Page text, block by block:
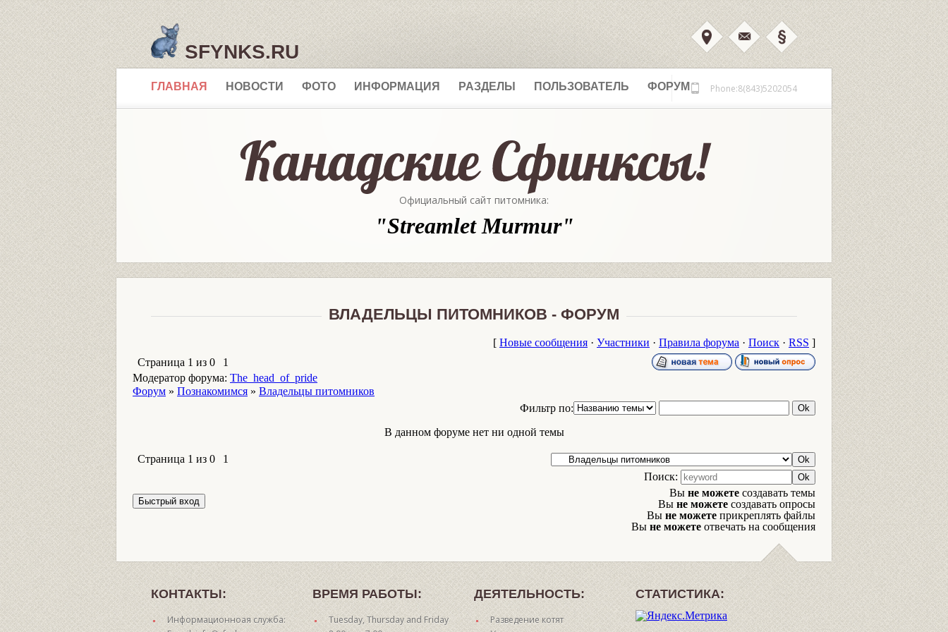
SFYNKS.RU
ГЛАВНАЯ НОВОСТИ ФОТО ИНФОРМАЦИЯ РАЗДЕЛЫ ПОЛЬЗОВАТЕЛЬ ФОРУМ Phone:8(843)5202054
Официальный сайт питомника:
"Streamlet Murmur"
ВЛАДЕЛЬЦЫ ПИТОМНИКОВ - ФОРУМ
[ Новые сообщения · Участники · Правила форума · Поиск · RSS ]
Страница 1 из 0
1
Модератор форума: The_head_of_pride
Форум » Познакомимся » Владельцы питомников
Фильтр по:
В данном форуме нет ни одной темы
Страница 1 из 0
1
Поиск:
Вы не можете создавать темы
Вы не можете создавать опросы
Вы не можете прикреплять файлы
Вы не можете отвечать на сообщения
КОНТАКТЫ:
Информационноая служба:
ВРЕМЯ РАБОТЫ:
Tuesday, Thursday and Friday
ДЕЯТЕЛЬНОСТЬ:
Разведение котят
СТАТИСТИКА: